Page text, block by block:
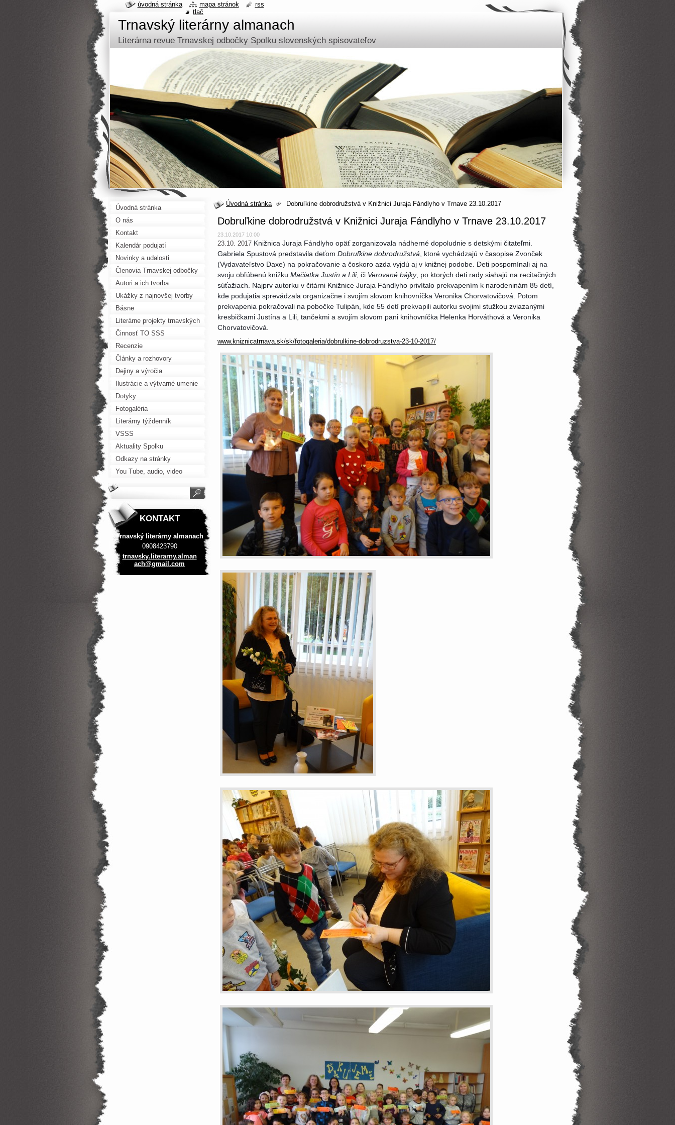
Trnavský literárny almanach
Literárna revue Trnavskej odbočky Spolku slovenských spisovateľov
Úvodná stránka Dobruľkine dobrodružstvá v Knižnici Juraja Fándlyho v Trnave 23.10.2017
Dobruľkine dobrodružstvá v Knižnici Juraja Fándlyho v Trnave 23.10.2017
23.10.2017 10:00
23.10. 2017 Knižnica Juraja Fándlyho opäť zorganizovala nádherné dopoludnie s detskými čitateľmi.
Gabriela Spustová predstavila deťom Dobruľkine dobrodružstvá , ktoré vychádzajú v časopise Zvonček
(Vydavateľstvo Daxe) na pokračovanie a čoskoro azda vyjdú aj v knižnej podobe. Deti pospomínali aj na
svoju obľúbenú knižku Mačiatka Justín a Lili, či Verované bájky, po ktorých deti rady siahajú na recitačných
súťažiach. Najprv autorku v čitárni Knižnice Juraja Fándlyho privítalo prekvapením k narodeninám 85 detí,
kde podujatia sprevádzala organizačne i svojím slovom knihovníčka Veronika Chorvatovičová. Potom
prekvapenia pokračovali na pobočke Tulipán, kde 55 detí prekvapili autorku svojimi stužkou zviazanými
kresbičkami Justína a Lili, tančekmi a svojím slovom pani knihovníčka Helenka Horváthová a Veronika
Chorvatovičová.
www.kniznicatrnava.sk/sk/fotogaleria/dobrulkine-dobrodruzstva-23-10-2017/
Úvodná stránka
O nás
Kontakt
Kalendár podujatí
Novinky a udalosti
Členovia Trnavskej odbočky
SSS
Autori a ich tvorba
Ukážky z najnovšej tvorby
Básne
Literárne projekty trnavských
autorov
Činnosť TO SSS
Recenzie
Články a rozhovory
Dejiny a výročia
Ilustrácie a výtvarné umenie
Dotyky
Fotogaléria
Literárny týždenník
VSSS
Aktuality Spolku
slovenských spisovateľov
Odkazy na stránky
You Tube, audio, video
KONTAKT
Trnavský literárny almanach
0908423790
trnavsky.literarny.alman
ach@gmai l.com
úvodná stránka mapa stránok
rss
tlač